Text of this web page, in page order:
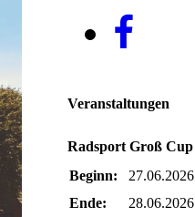
Veranstaltungen
Radsport Groß Cup
Beginn:
27.06.2026
Ende:
28.06.2026